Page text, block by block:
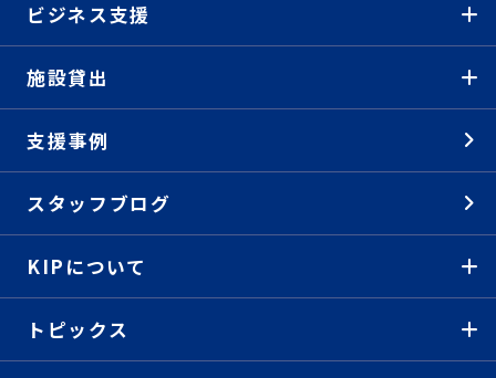
ビジネス支援
施設貸出
支援事例
スタッフブログ
KIPについて
トピックス